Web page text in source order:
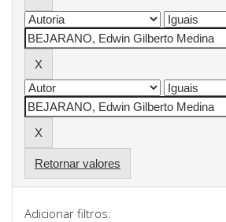
Retornar valores
Adicionar filtros: